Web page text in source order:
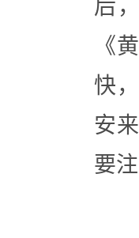
后
《
快
安
要